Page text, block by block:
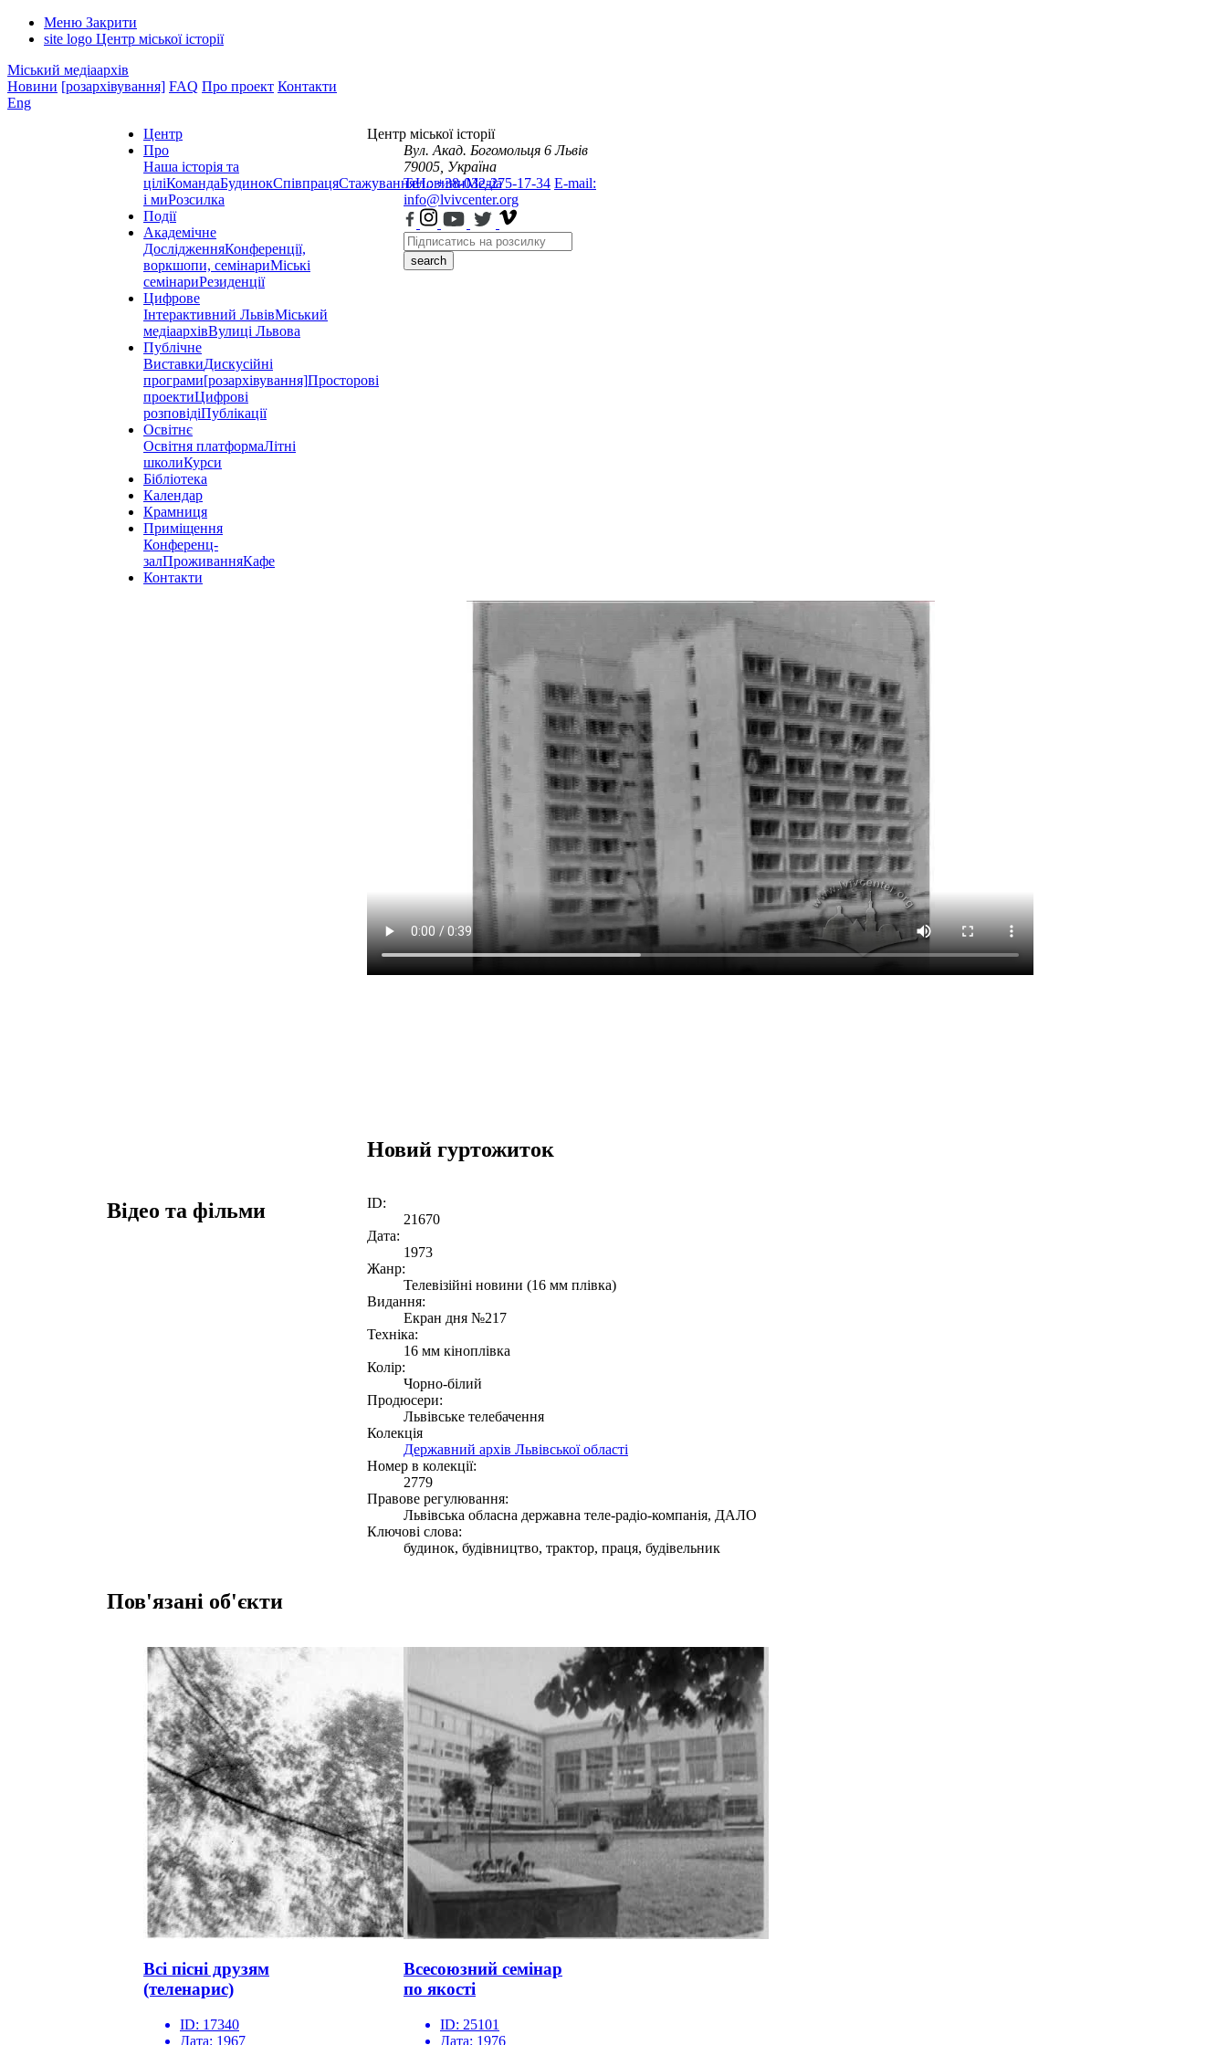
Меню Закрити
site logo Центр міської історії
Міський медіаархів
Новини [розархівування] FAQ Про проект Контакти
Eng
Центр
Про
Наша історія та
ціліКомандаБудинокСпівпрацяСтажуванняНовиниМедіа
і миРозсилка
Події
Академічне
ДослідженняКонференції,
воркшопи, семінариМіські
семінариРезиденції
Цифрове
Інтерактивний ЛьвівМіський
медіаархівВулиці Львова
Публічне
ВиставкиДискусійні
програми[розархівування]Просторові
проектиЦифрові
розповідіПублікації
Освітнє
Освітня платформаЛітні
школиКурси
Бібліотека
Календар
Крамниця
Приміщення
Конференц-
залПроживанняКафе
Контакти
Центр міської історії
Вул. Акад. Богомольця 6 Львів
79005, Україна
Тел.: +38-032-275-17-34 E-mail:
info@lvivcenter.org
search
Новий гуртожиток
Відео та фільми
ID:
21670
Дата:
1973
Жанр:
Телевізійні новини (16 мм плівка)
Видання:
Екран дня №217
Техніка:
16 мм кіноплівка
Колір:
Чорно-білий
Продюсери:
Львівське телебачення
Колекція
Державний архів Львівської області
Номер в колекції:
2779
Правове регулювання:
Львівська обласна державна теле-радіо-компанія, ДАЛО
Ключові слова:
будинок, будівництво, трактор, праця, будівельник
Пов'язані об'єкти
Всі пісні друзям
(теленарис)
ID: 17340
Дата: 1967
Всесоюзний семінар
по якості
ID: 25101
Дата: 1976